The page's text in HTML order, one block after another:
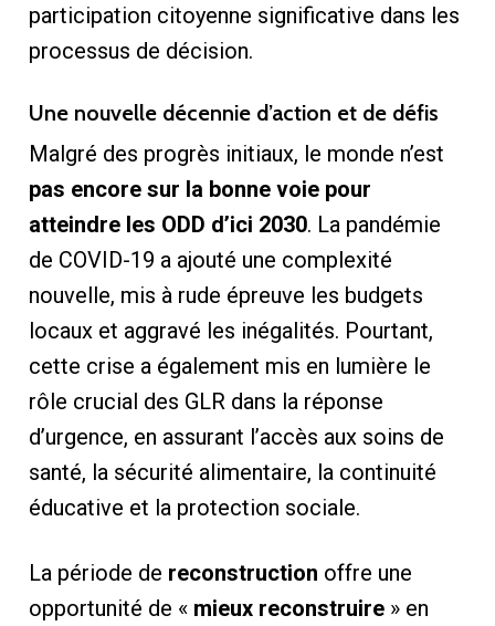
participation citoyenne significative dans les
processus de décision.
Une nouvelle décennie d’action et de défis
Malgré des progrès initiaux, le monde n’est
pas encore sur la bonne voie pour
atteindre les ODD d’ici 2030. La pandémie
de COVID-19 a ajouté une complexité
nouvelle, mis à rude épreuve les budgets
locaux et aggravé les inégalités. Pourtant,
cette crise a également mis en lumière le
rôle crucial des GLR dans la réponse
d’urgence, en assurant l’accès aux soins de
santé, la sécurité alimentaire, la continuité
éducative et la protection sociale.
La période de reconstruction offre une
opportunité de « mieux reconstruire» en